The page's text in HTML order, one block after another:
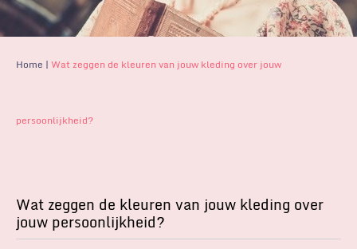
Home | Wat zeggen de kleuren van jouw kleding over jouw
persoonlijkheid?
Wat zeggen de kleuren van jouw kleding over
jouw persoonlijkheid?